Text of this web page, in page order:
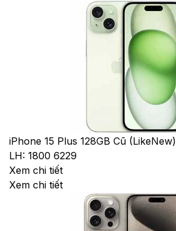
iPhone 15 Plus 128GB Cũ (LikeNew)
LH: 1800 6229
Xem chi tiết
Xem chi tiết